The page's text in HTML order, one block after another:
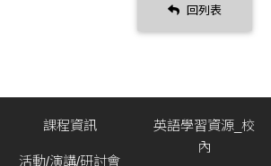
回列表
課程資訊
活動/演講/研討會
英語學習資源_校
內